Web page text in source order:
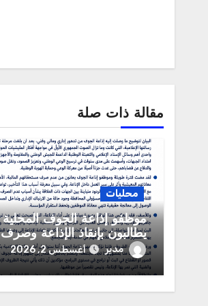
مقالة ذات صلة
محليات
موظفو إذاعة الجوف المحلية
يطالبون بإنقاذ الإذاعة وصرف
مستحقاتهم المالية
مدير أغسطس 2, 2026